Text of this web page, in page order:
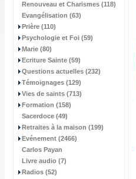
Renouveau et Charismes (118)
Evangélisation (63)
Prière (110)
Psychologie et Foi (59)
Marie (80)
Ecriture Sainte (59)
Questions actuelles (232)
Témoignages (129)
Vies de saints (713)
Formation (158)
Sacerdoce (49)
Retraites à la maison (199)
Evénement (2466)
Carlos Payan
Livre audio (7)
Radios (52)